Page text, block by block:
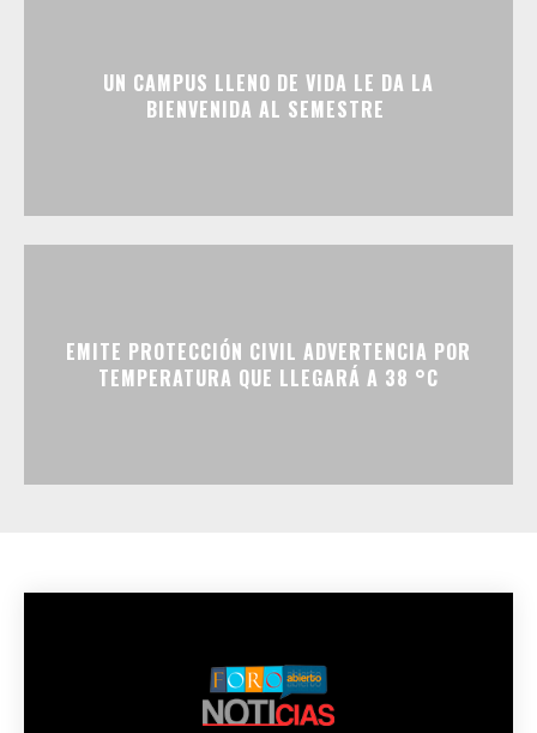
UN CAMPUS LLENO DE VIDA LE DA LA
BIENVENIDA AL SEMESTRE
EMITE PROTECCIÓN CIVIL ADVERTENCIA POR
TEMPERATURA QUE LLEGARÁ A 38 °C